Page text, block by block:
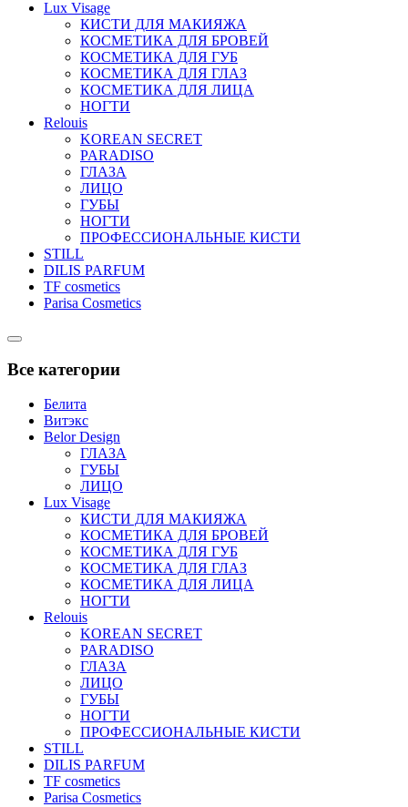
Lux Visage
КИСТИ ДЛЯ МАКИЯЖА
КОСМЕТИКА ДЛЯ БРОВЕЙ
КОСМЕТИКА ДЛЯ ГУБ
КОСМЕТИКА ДЛЯ ГЛАЗ
КОСМЕТИКА ДЛЯ ЛИЦА
НОГТИ
Relouis
KOREAN SECRET
PARADISO
ГЛАЗА
ЛИЦО
ГУБЫ
НОГТИ
ПРОФЕССИОНАЛЬНЫЕ КИСТИ
STILL
DILIS PARFUM
TF cosmetics
Parisa Cosmetics
Catalog
Все категории
Белита
Витэкс
Belor Design
ГЛАЗА
ГУБЫ
ЛИЦО
Lux Visage
КИСТИ ДЛЯ МАКИЯЖА
КОСМЕТИКА ДЛЯ БРОВЕЙ
КОСМЕТИКА ДЛЯ ГУБ
КОСМЕТИКА ДЛЯ ГЛАЗ
КОСМЕТИКА ДЛЯ ЛИЦА
НОГТИ
Relouis
KOREAN SECRET
PARADISO
ГЛАЗА
ЛИЦО
ГУБЫ
НОГТИ
ПРОФЕССИОНАЛЬНЫЕ КИСТИ
STILL
DILIS PARFUM
TF cosmetics
Parisa Cosmetics